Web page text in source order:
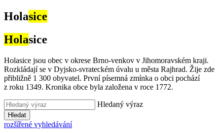
Holasice
Holasice
Holasice jsou obec v okrese Brno-venkov v Jihomoravském kraji.
Rozkládají se v Dyjsko-svrateckém úvalu u města Rajhrad. Žije zde
přibližně 1 300 obyvatel. První písemná zmínka o obci pochází
z roku 1349. Kronika obce byla založena v roce 1772.
Hledaný výraz
Hledat
rozšířené vyhledávání